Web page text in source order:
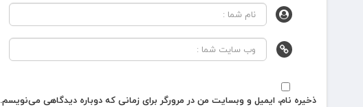
ذخیره نام، ایمیل و وبسایت من در مرورگر برای زمانی که دوباره دیدگاهی می‌نویسم.